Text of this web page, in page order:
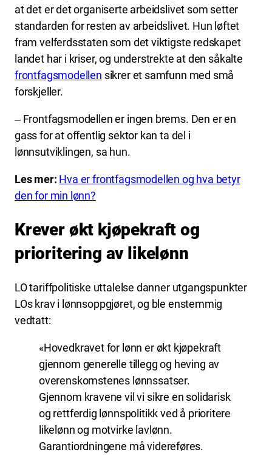
at det er det organiserte arbeidslivet som setter
standarden for resten av arbeidslivet. Hun løftet
fram velferdsstaten som det viktigste redskapet
landet har i kriser, og understrekte at den såkalte
frontfagsmodellen sikrer et samfunn med små
forskjeller.
‒ Frontfagsmodellen er ingen brems. Den er en
gass for at offentlig sektor kan ta del i
lønnsutviklingen, sa hun.
Les mer: Hva er frontfagsmodellen og hva betyr
den for min lønn?
Krever økt kjøpekraft og
prioritering av likelønn
LO tariffpolitiske uttalelse danner utgangspunkter
LOs krav i lønnsoppgjøret, og ble enstemmig
vedtatt:
«Hovedkravet for lønn er økt kjøpekraft
gjennom generelle tillegg og heving av
overenskomstenes lønnssatser.
Gjennom kravene vil vi sikre en solidarisk
og rettferdig lønnspolitikk ved å prioritere
likelønn og motvirke lavlønn.
Garantiordningene må videreføres.